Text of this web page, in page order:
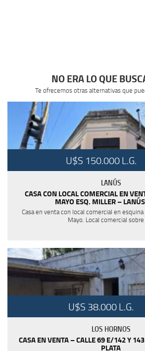
NO ERA LO QUE
Te ofrecemos otras alternativas que
U$S 150.000 L.G.
LANÚS
CASA CON LOCAL COMERCIAL EN
MAYO ESQ. MILLER –
Casa en venta con local comercial en
Mayo. Local comercial sobre
U$S 38.000 L.G.
LOS HORNOS
CASA EN VENTA – CALLE 69 E/142 Y
PLATA